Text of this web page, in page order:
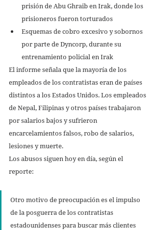
prisión de Abu Ghraib en Irak, donde los
prisioneros fueron torturados
Esquemas de cobro excesivo y sobornos
por parte de Dyncorp, durante su
entrenamiento policial en Irak
El informe señala que la mayoría de los
empleados de los contratistas eran de países
distintos a los Estados Unidos. Los empleados
de Nepal, Filipinas y otros países trabajaron
por salarios bajos y sufrieron
encarcelamientos falsos, robo de salarios,
lesiones y muerte.
Los abusos siguen hoy en día, según el
reporte:
Otro motivo de preocupación es el impulso
de la posguerra de los contratistas
estadounidenses para buscar más clientes